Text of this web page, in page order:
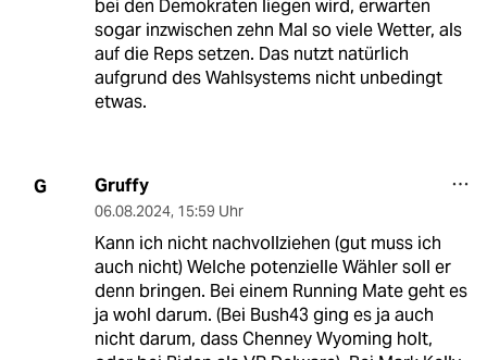
bei den Demokraten liegen wird, erwarten
sogar inzwischen zehn Mal so viele Wetter, als
auf die Reps setzen. Das nutzt natürlich
aufgrund des Wahlsystems nicht unbedingt
etwas.
G Gruffy
06.08.2024, 15:59 Uhr
Kann ich nicht nachvollziehen (gut muss ich
auch nicht) Welche potenzielle Wähler soll er
denn bringen. Bei einem Running Mate geht es
ja wohl darum. (Bei Bush43 ging es ja auch
nicht darum, dass Chenney Wyoming holt,